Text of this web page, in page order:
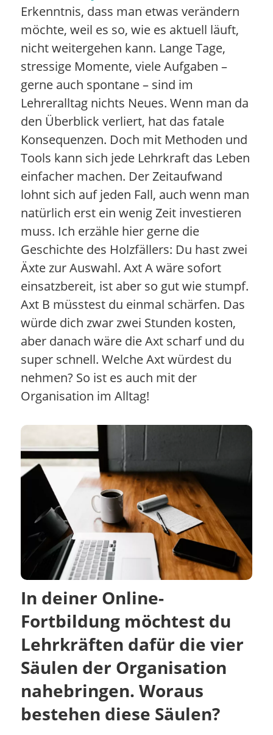
Erkenntnis, dass man etwas verändern
möchte, weil es so, wie es aktuell läuft,
nicht weitergehen kann. Lange Tage,
stressige Momente, viele Aufgaben –
gerne auch spontane – sind im
Lehreralltag nichts Neues. Wenn man da
den Überblick verliert, hat das fatale
Konsequenzen. Doch mit Methoden und
Tools kann sich jede Lehrkraft das Leben
einfacher machen. Der Zeitaufwand
lohnt sich auf jeden Fall, auch wenn man
natürlich erst ein wenig Zeit investieren
muss. Ich erzähle hier gerne die
Geschichte des Holzfällers: Du hast zwei
Äxte zur Auswahl. Axt A wäre sofort
einsatzbereit, ist aber so gut wie stumpf.
Axt B müsstest du einmal schärfen. Das
würde dich zwar zwei Stunden kosten,
aber danach wäre die Axt scharf und du
super schnell. Welche Axt würdest du
nehmen? So ist es auch mit der
Organisation im Alltag!
In deiner Online-
Fortbildung möchtest du
Lehrkräften dafür die vier
Säulen der Organisation
nahebringen. Woraus
bestehen diese Säulen?